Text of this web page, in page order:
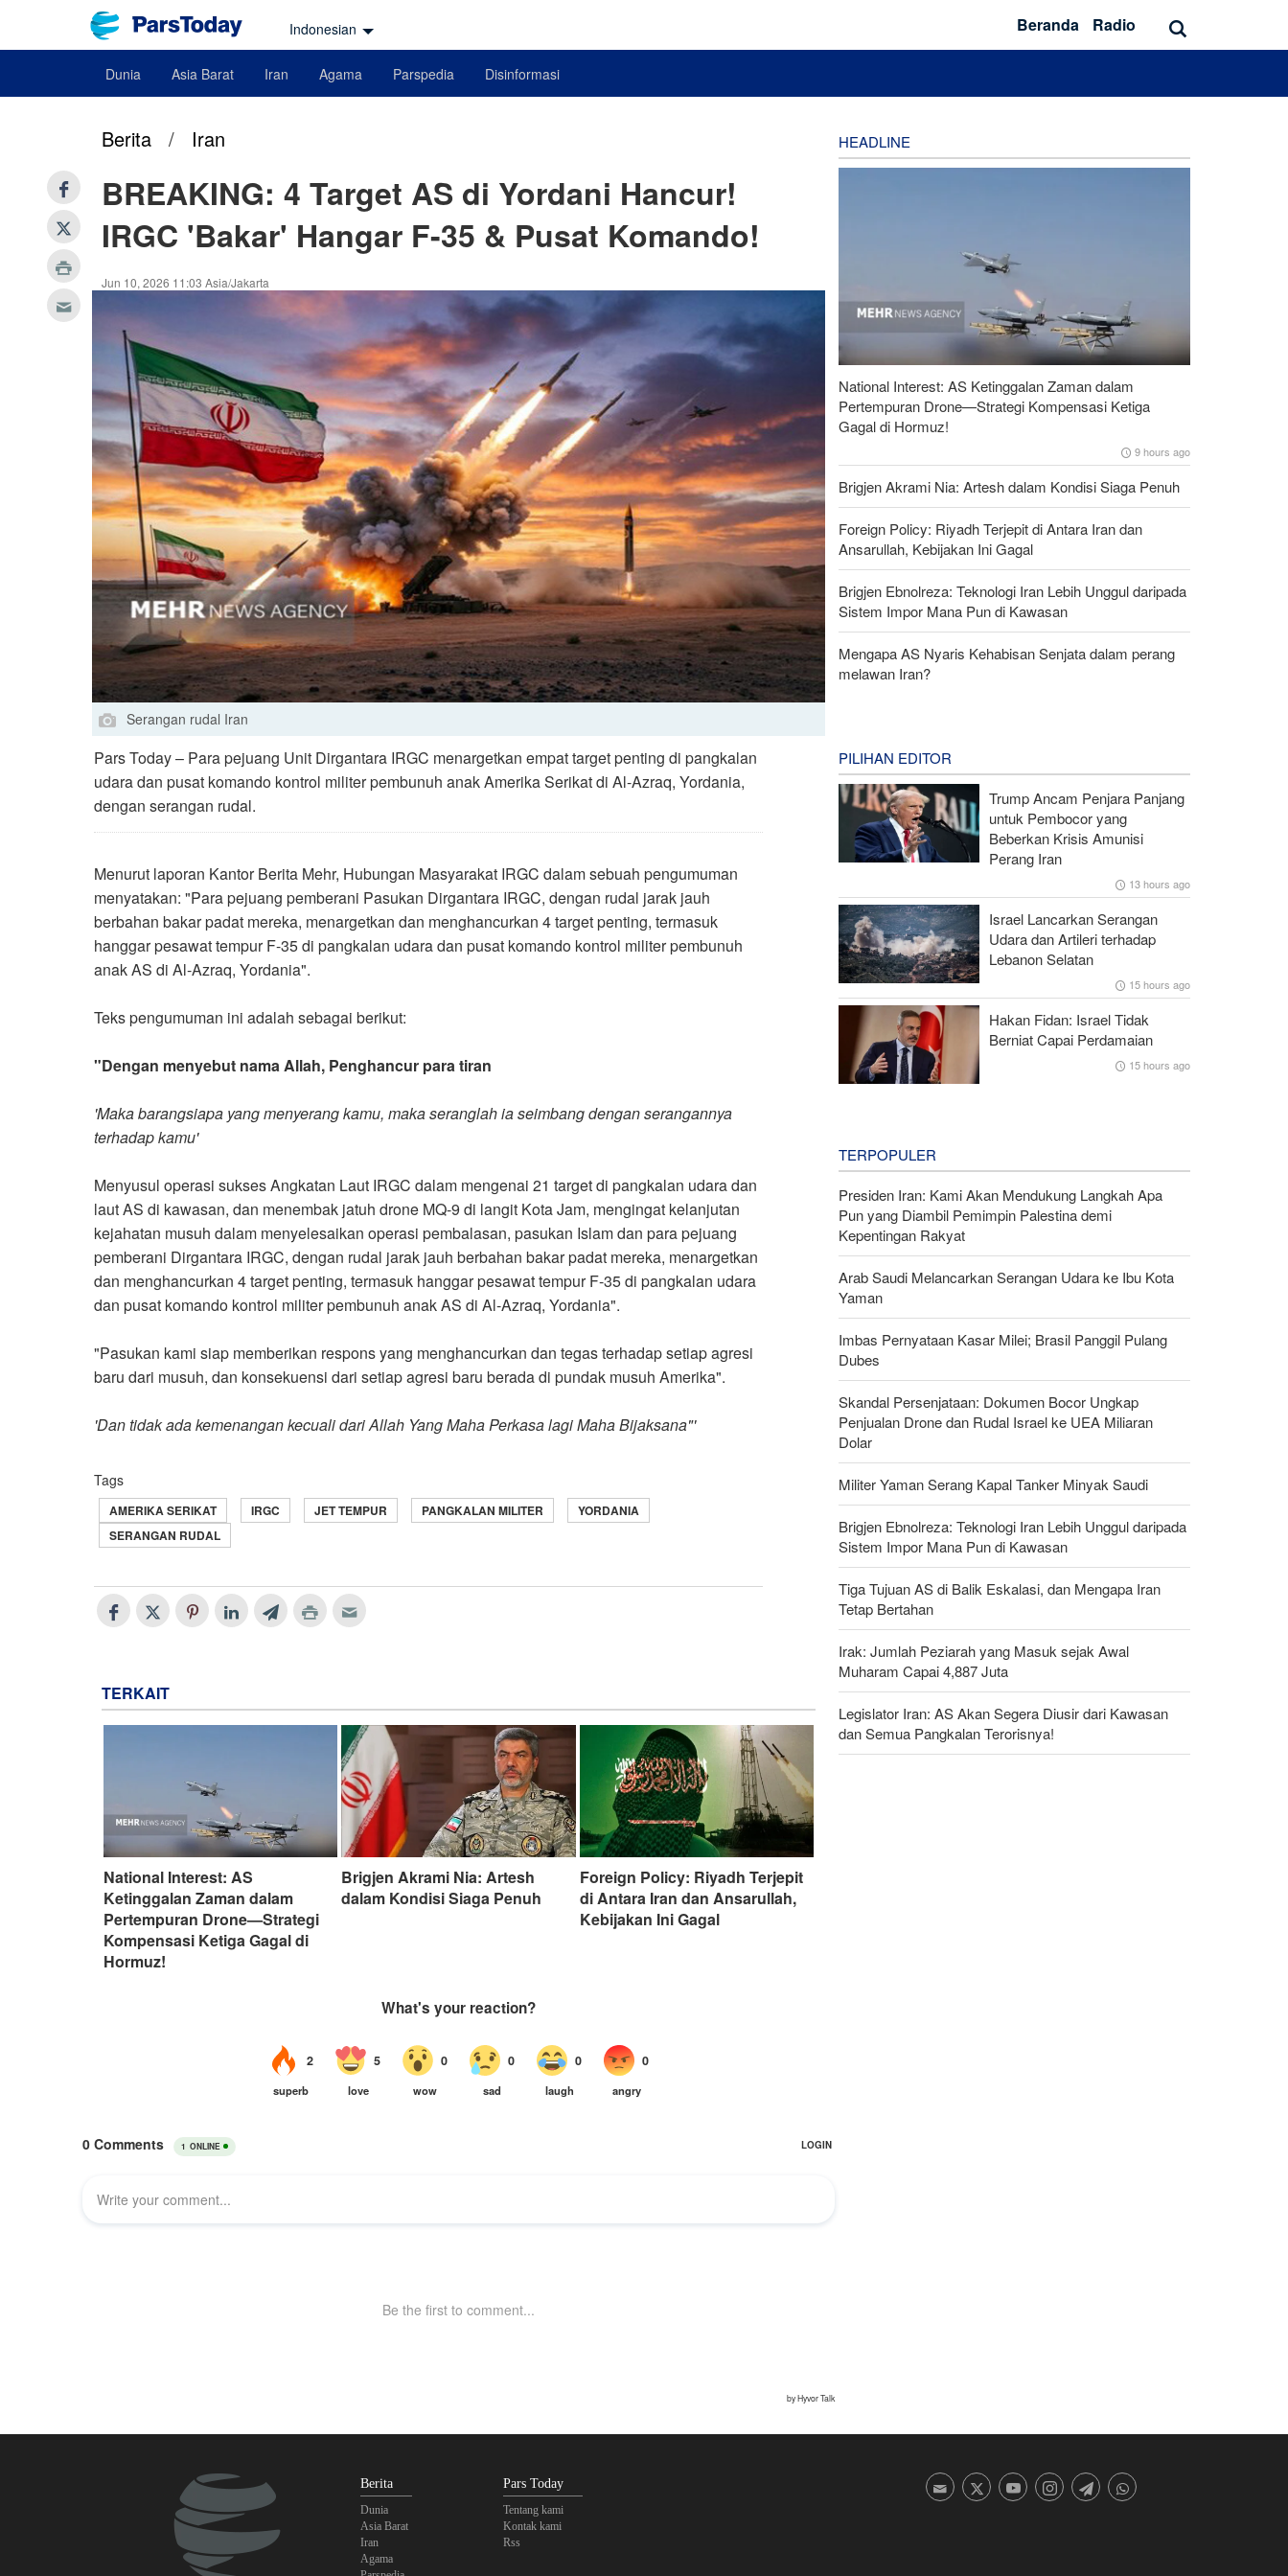
Indonesian Beranda Radio
Dunia Asia Barat Iran Agama Parspedia Disinformasi
Berita / Iran
BREAKING: 4 Target AS di Yordani Hancur!
IRGC 'Bakar' Hangar F-35 & Pusat Komando!
Jun 10, 2026 11:03 Asia/Jakarta
Serangan rudal Iran
Pars Today – Para pejuang Unit Dirgantara IRGC menargetkan empat target penting di pangkalan
udara dan pusat komando kontrol militer pembunuh anak Amerika Serikat di Al-Azraq, Yordania,
dengan serangan rudal.
Menurut laporan Kantor Berita Mehr, Hubungan Masyarakat IRGC dalam sebuah pengumuman
menyatakan: "Para pejuang pemberani Pasukan Dirgantara IRGC, dengan rudal jarak jauh
berbahan bakar padat mereka, menargetkan dan menghancurkan 4 target penting, termasuk
hanggar pesawat tempur F-35 di pangkalan udara dan pusat komando kontrol militer pembunuh
anak AS di Al-Azraq, Yordania."
Teks pengumuman ini adalah sebagai berikut:
"Dengan menyebut nama Allah, Penghancur para tiran
'Maka barangsiapa yang menyerang kamu, maka seranglah ia seimbang dengan serangannya
terhadap kamu'
Menyusul operasi sukses Angkatan Laut IRGC dalam mengenai 21 target di pangkalan udara dan
laut AS di kawasan, dan menembak jatuh drone MQ-9 di langit Kota Jam, mengingat kelanjutan
kejahatan musuh dalam menyelesaikan operasi pembalasan, pasukan Islam dan para pejuang
pemberani Dirgantara IRGC, dengan rudal jarak jauh berbahan bakar padat mereka, menargetkan
dan menghancurkan 4 target penting, termasuk hanggar pesawat tempur F-35 di pangkalan udara
dan pusat komando kontrol militer pembunuh anak AS di Al-Azraq, Yordania."
"Pasukan kami siap memberikan respons yang menghancurkan dan tegas terhadap setiap agresi
baru dari musuh, dan konsekuensi dari setiap agresi baru berada di pundak musuh Amerika."
'Dan tidak ada kemenangan kecuali dari Allah Yang Maha Perkasa lagi Maha Bijaksana'"
Tags
AMERIKA SERIKAT IRGC JET TEMPUR PANGKALAN MILITER
YORDANIA
SERANGAN RUDAL
TERKAIT
National Interest: AS
Ketinggalan Zaman dalam
Pertempuran Drone—Strategi
Kompensasi Ketiga Gagal di
Hormuz!
Brigjen Akrami Nia: Artesh
dalam Kondisi Siaga Penuh
Foreign Policy: Riyadh Terjepit
di Antara Iran dan Ansarullah,
Kebijakan Ini Gagal
HEADLINE
National Interest: AS Ketinggalan Zaman dalam
Pertempuran Drone—Strategi Kompensasi Ketiga
Gagal di Hormuz!
9 hours ago
Brigjen Akrami Nia: Artesh dalam Kondisi Siaga Penuh
Foreign Policy: Riyadh Terjepit di Antara Iran dan
Ansarullah, Kebijakan Ini Gagal
Brigjen Ebnolreza: Teknologi Iran Lebih Unggul daripada
Sistem Impor Mana Pun di Kawasan
Mengapa AS Nyaris Kehabisan Senjata dalam perang
melawan Iran?
PILIHAN EDITOR
Trump Ancam Penjara Panjang
untuk Pembocor yang
Beberkan Krisis Amunisi
Perang Iran
13 hours ago
Israel Lancarkan Serangan
Udara dan Artileri terhadap
Lebanon Selatan
15 hours ago
Hakan Fidan: Israel Tidak
Berniat Capai Perdamaian
15 hours ago
TERPOPULER
Presiden Iran: Kami Akan Mendukung Langkah Apa
Pun yang Diambil Pemimpin Palestina demi
Kepentingan Rakyat
Arab Saudi Melancarkan Serangan Udara ke Ibu Kota
Yaman
Imbas Pernyataan Kasar Milei; Brasil Panggil Pulang
Dubes
Skandal Persenjataan: Dokumen Bocor Ungkap
Penjualan Drone dan Rudal Israel ke UEA Miliaran
Dolar
Militer Yaman Serang Kapal Tanker Minyak Saudi
Brigjen Ebnolreza: Teknologi Iran Lebih Unggul daripada
Sistem Impor Mana Pun di Kawasan
Tiga Tujuan AS di Balik Eskalasi, dan Mengapa Iran
Tetap Bertahan
Irak: Jumlah Peziarah yang Masuk sejak Awal
Muharam Capai 4,887 Juta
Legislator Iran: AS Akan Segera Diusir dari Kawasan
dan Semua Pangkalan Terorisnya!
Berita
Dunia
Asia Barat
Iran
Agama
Pars Today
Tentang kami
Kontak kami
Rss